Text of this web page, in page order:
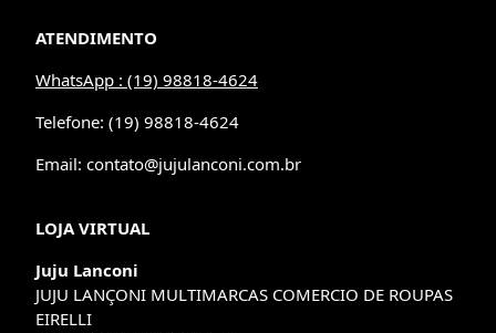
ATENDIMENTO
WhatsApp : (19) 98818-4624
Telefone: (19) 98818-4624
Email: contato@jujulanconi.com.br
LOJA VIRTUAL
Juju Lanconi
JUJU LANÇONI MULTIMARCAS COMERCIO DE ROUPAS
EIRELLI